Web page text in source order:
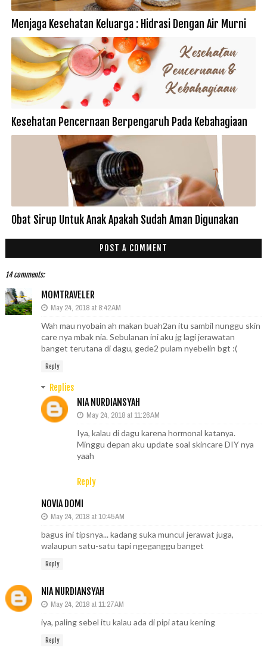
Menjaga Kesehatan Keluarga : Hidrasi Dengan Air Murni
Kesehatan Pencernaan Berpengaruh Pada Kebahagiaan
Obat Sirup Untuk Anak Apakah Sudah Aman Digunakan
POST A COMMENT
14 comments:
MOMTRAVELER
May 24, 2018 at 8:42 AM
Wah mau nyobain ah makan buah2an itu sambil nunggu skin
care nya mbak nia. Sebulanan ini aku jg lagi jerawatan
banget terutana di dagu, gede2 pulam nyebelin bgt :(
Reply
Replies
NIA NURDIANSYAH
May 24, 2018 at 11:26 AM
Iya, kalau di dagu karena hormonal katanya.
Minggu depan aku update soal skincare DIY nya
yaah
Reply
NOVIA DOMI
May 24, 2018 at 10:45 AM
bagus ini tipsnya... kadang suka muncul jerawat juga,
walaupun satu-satu tapi ngeganggu banget
Reply
NIA NURDIANSYAH
May 24, 2018 at 11:27 AM
iya, paling sebel itu kalau ada di pipi atau kening
Reply